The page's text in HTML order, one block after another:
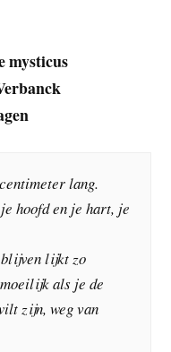
mysticus
lang.
hoofd en je hart, je
lijkt zo
als je de
zijn, weg van